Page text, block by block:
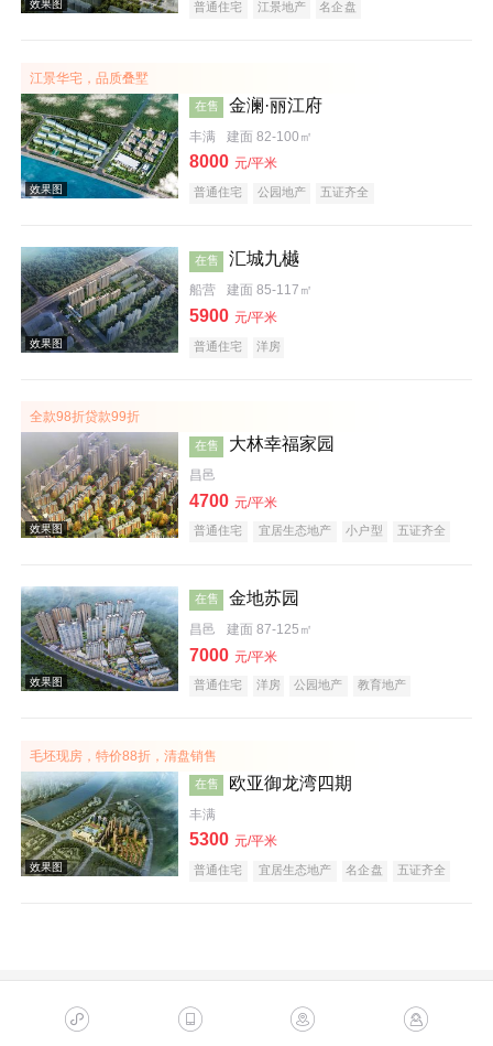
效果图
效果图
效果图
普通住宅 江景地产 名企盘
江景华宅，品质叠墅
效果图
在售 金澜·丽江府
丰满 建面 82-100㎡
8000 元/平米
普通住宅 公园地产 五证齐全
在售 汇城九樾
船营 建面 85-117㎡
5900 元/平米
普通住宅 洋房
全款98折贷款99折
在售 大林幸福家园
昌邑
4700 元/平米
普通住宅 宜居生态地产 小户型 五证齐全
在售 金地苏园
昌邑 建面 87-125㎡
7000 元/平米
普通住宅 洋房 公园地产
教育地产
毛坯现房，特价88折，清盘销售
在售 欧亚御龙湾四期
丰满
5300 元/平米
普通住宅 宜居生态地产 名企盘 五证齐全